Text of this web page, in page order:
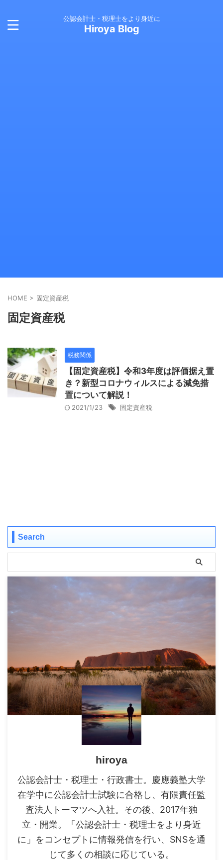
公認会計士・税理士をより身近に
Hiroya Blog
HOME > 固定資産税
固定資産税
税務関係
【固定資産税】令和3年度は評価据え置
き？新型コロナウィルスによる減免措
置について解説！
2021/1/23 固定資産税
Search
hiroya
公認会計士・税理士・行政書士。慶應義塾大学
在学中に公認会計士試験に合格し、有限責任監
査法人トーマツへ入社。その後、2017年独
立・開業。「公認会計士・税理士をより身近
に」をコンセプトに情報発信を行い、SNSを通
じて多くの相談に応じている。